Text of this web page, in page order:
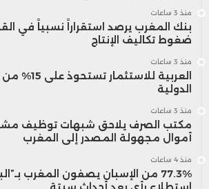
منذ 3 ساعات
بنك المغرب يرصد استقراراً نسبياً في
ضغوط تكاليف الإنتاج
منذ 3 ساعات
العربية
الدولية
منذ 3 ساعات
مكتب الصرف يلاحق شبهات توظيف
أموال مجهولة المصدر إلى المغرب
منذ 4 ساعات
77.3% من الإسبان يصفون المغرب